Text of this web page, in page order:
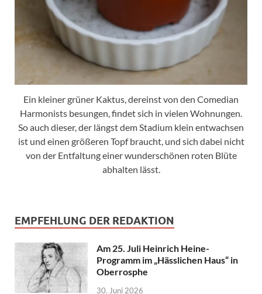
Ein kleiner grüner Kaktus, dereinst von den Comedian
Harmonists besungen, findet sich in vielen Wohnungen.
So auch dieser, der längst dem Stadium klein entwachsen
ist und einen größeren Topf braucht, und sich dabei nicht
von der Entfaltung einer wunderschönen roten Blüte
abhalten lässt.
EMPFEHLUNG DER REDAKTION
Am 25. Juli Heinrich Heine-
Programm im „Hässlichen Haus“ in
Oberrosphe
30. Juni 2026